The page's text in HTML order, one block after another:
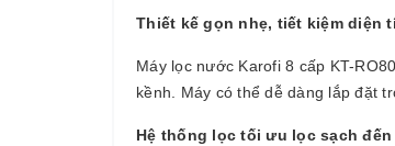
Thiết kế gọn nhẹ, tiết kiệm diện
Máy lọc nước Karofi 8 cấp KT-
kềnh. Máy có thể dễ dàng lắp đặt
Hệ thống lọc tối ưu lọc sạch đến